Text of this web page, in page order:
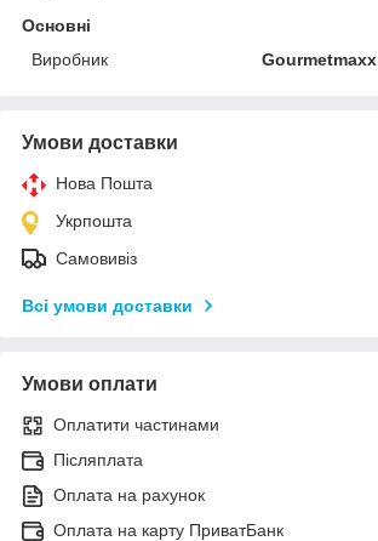
Основні
Виробник
Gourmetmaxx
Умови доставки
Нова Пошта
Укрпошта
Самовивіз
Всі умови доставки
Умови оплати
Оплатити частинами
Післяплата
Оплата на рахунок
Оплата на карту ПриватБанк